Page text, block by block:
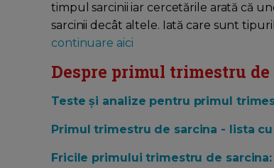
timpul sarcinii iar cercetările arată că
sarcinii decât altele. Iată care sunt
continuare aici
Despre primul trimestru
Teste și analize pentru primul
Primul trimestru de sarcina - lista
Fricile primului trimestru de